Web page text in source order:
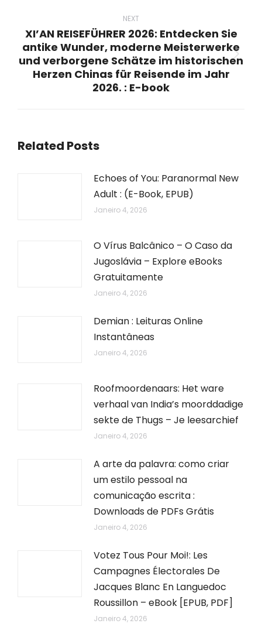
NEXT
Next
post:
XI’AN REISEFÜHRER 2026: Entdecken Sie
antike Wunder, moderne Meisterwerke
und verborgene Schätze im historischen
Herzen Chinas für Reisende im Jahr
2026. : E-book
Related Posts
Echoes of You: Paranormal New
Adult : (E-Book, EPUB)
Janeiro 4, 2026
O Vírus Balcânico – O Caso da
Jugoslávia – Explore eBooks
Gratuitamente
Janeiro 4, 2026
Demian : Leituras Online
Instantâneas
Janeiro 4, 2026
Roofmoordenaars: Het ware
verhaal van India’s moorddadige
sekte de Thugs – Je leesarchief
Janeiro 4, 2026
A arte da palavra: como criar
um estilo pessoal na
comunicação escrita :
Downloads de PDFs Grátis
Janeiro 4, 2026
Votez Tous Pour Moi!: Les
Campagnes Électorales De
Jacques Blanc En Languedoc
Roussillon – eBook [EPUB, PDF]
Janeiro 4, 2026